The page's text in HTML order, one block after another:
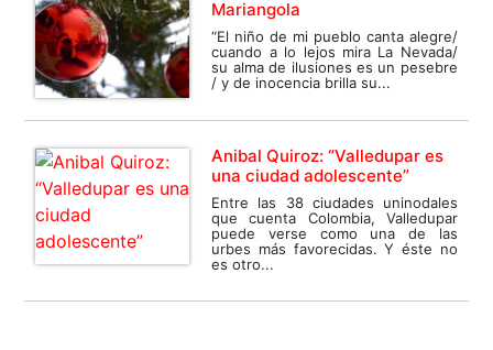
Mariangola
“El niño de mi pueblo canta alegre/
cuando a lo lejos mira La Nevada/
su alma de ilusiones es un pesebre
/ y de inocencia brilla su...
Anibal Quiroz: “Valledupar es
una ciudad adolescente”
Entre las 38 ciudades uninodales
que cuenta Colombia, Valledupar
puede verse como una de las
urbes más favorecidas. Y éste no
es otro...